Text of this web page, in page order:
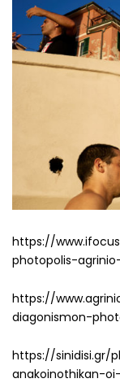
https://
photopolis-
https://
diagonismon-
https://sinidisi.gr/
anakoinothikan-